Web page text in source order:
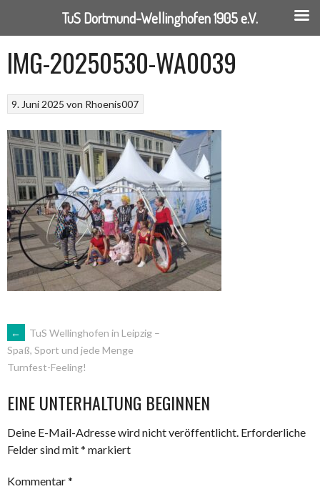
zum
Inhalt
IMG-20250530-WA0039
9. Juni 2025 von Rhoenis007
ARTIKEL-
NAVIGATION
←
TuS Wellinghofen in Leipzig –
Spaß, Sport und jede Menge
Turnfest-Feeling!
EINE UNTERHALTUNG BEGINNEN
Deine E-Mail-Adresse wird nicht veröffentlicht. Erforderliche
Felder sind mit* markiert
Kommentar*
TuS Dortmund-Wellinghofen 1905 e.V.